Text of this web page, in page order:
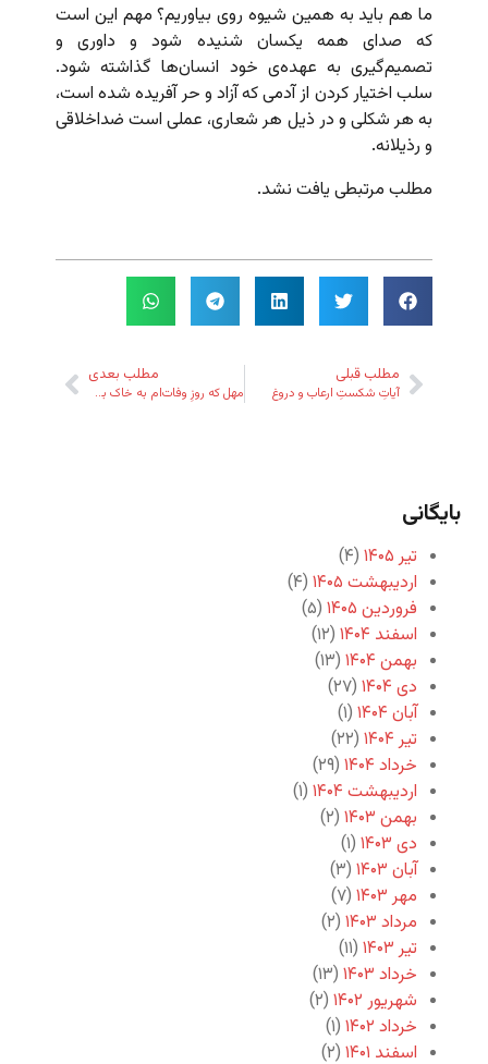
ما هم باید به همین شیوه روی بیاوریم؟ مهم این است
که صدای همه یکسان شنیده شود و داوری و
تصمیم‌گیری به عهده‌ی خود انسان‌ها گذاشته شود.
سلب اختیار کردن از آدمی که آزاد و حر آفریده شده است،
به هر شکلی و در ذیل هر شعاری، عملی است ضداخلاقی
و رذیلانه.
مطلب مرتبطی یافت نشد.
مطلب قبلی
آیاتِ شکستِ ارعاب و دروغ
مطلب بعدی
مهل که روزِ وفات‌ام به خاک بسپارند
بایگانی
تیر ۱۴۰۵
(۴)
اردیبهشت ۱۴۰۵
(۴)
فروردین ۱۴۰۵
(۵)
اسفند ۱۴۰۴
(۱۲)
بهمن ۱۴۰۴
(۱۳)
دی ۱۴۰۴
(۲۷)
آبان ۱۴۰۴
(۱)
تیر ۱۴۰۴
(۲۲)
خرداد ۱۴۰۴
(۲۹)
اردیبهشت ۱۴۰۴
(۱)
بهمن ۱۴۰۳
(۲)
دی ۱۴۰۳
(۱)
آبان ۱۴۰۳
(۳)
مهر ۱۴۰۳
(۷)
مرداد ۱۴۰۳
(۲)
تیر ۱۴۰۳
(۱۱)
خرداد ۱۴۰۳
(۱۳)
شهریور ۱۴۰۲
(۲)
خرداد ۱۴۰۲
(۱)
اسفند ۱۴۰۱
(۲)